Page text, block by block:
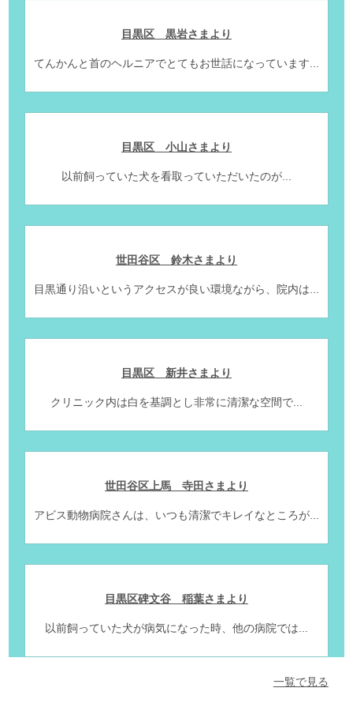
目黒区 黒岩さまより
てんかんと首のヘルニアでとてもお世話になっています...
目黒区 小山さまより
以前飼っていた犬を看取っていただいたのが...
世田谷区 鈴木さまより
目黒通り沿いというアクセスが良い環境ながら、院内は...
目黒区 新井さまより
クリニック内は白を基調とし非常に清潔な空間で...
世田谷区上馬 寺田さまより
アビス動物病院さんは、いつも清潔でキレイなところが...
目黒区碑文谷 稲葉さまより
以前飼っていた犬が病気になった時、他の病院では...
一覧で見る